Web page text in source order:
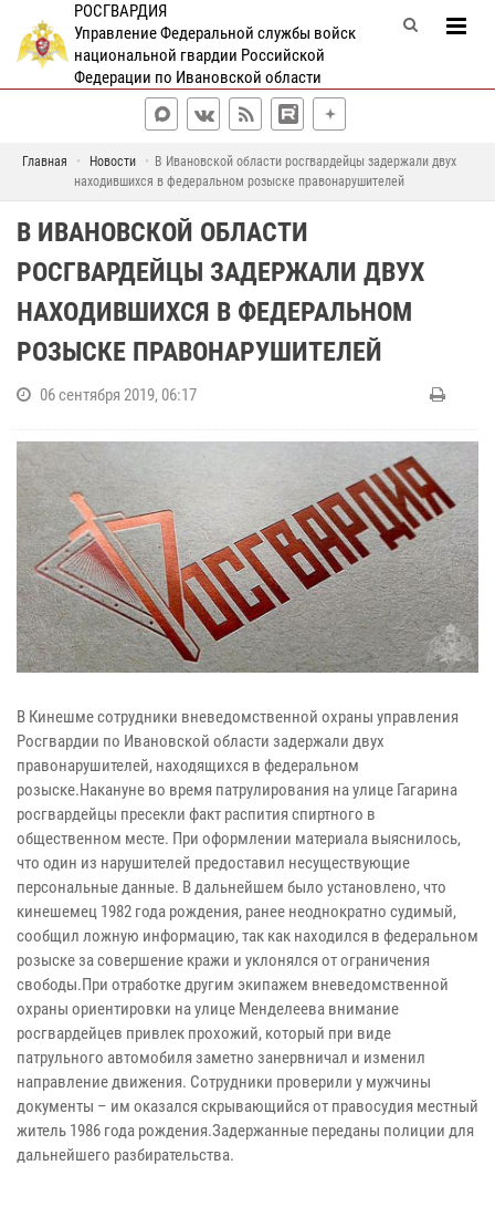
РОСГВАРДИЯ
Управление Федеральной службы войск
национальной гвардии Российской
Федерации по Ивановской области
Главная Новости
В Ивановской области росгвардейцы задержали двух
находившихся в федеральном розыске правонарушителей
В ИВАНОВСКОЙ ОБЛАСТИ
РОСГВАРДЕЙЦЫ ЗАДЕРЖАЛИ ДВУХ
НАХОДИВШИХСЯ В ФЕДЕРАЛЬНОМ
РОЗЫСКЕ ПРАВОНАРУШИТЕЛЕЙ
06 сентября 2019, 06:17
В Кинешме сотрудники вневедомственной охраны управления
Росгвардии по Ивановской области задержали двух
правонарушителей, находящихся в федеральном
розыске.Накануне во время патрулирования на улице Гагарина
росгвардейцы пресекли факт распития спиртного в
общественном месте. При оформлении материала выяснилось,
что один из нарушителей предоставил несуществующие
персональные данные. В дальнейшем было установлено, что
кинешемец 1982 года рождения, ранее неоднократно судимый,
сообщил ложную информацию, так как находился в федеральном
розыске за совершение кражи и уклонялся от ограничения
свободы.При отработке другим экипажем вневедомственной
охраны ориентировки на улице Менделеева внимание
росгвардейцев привлек прохожий, который при виде
патрульного автомобиля заметно занервничал и изменил
направление движения. Сотрудники проверили у мужчины
документы – им оказался скрывающийся от правосудия местный
житель 1986 года рождения.Задержанные переданы полиции для
дальнейшего разбирательства.